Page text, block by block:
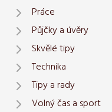
Práce
Půjčky a úvěry
Skvělé tipy
Technika
Tipy a rady
Volný čas a sport